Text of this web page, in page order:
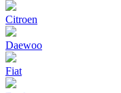
Citroen
Daewoo
Fiat